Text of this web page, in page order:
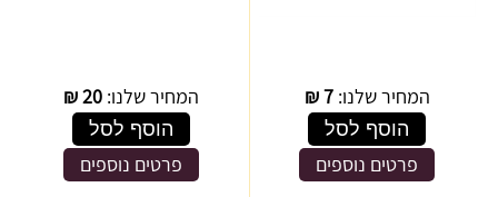
המחיר שלנו:7
₪
הוסף לסל
פרטים נוספים
המחיר שלנו:20
₪
הוסף לסל
פרטים נוספים